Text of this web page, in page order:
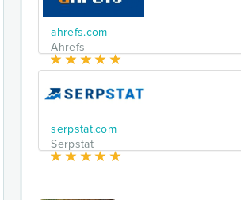
ahrefs.com
Ahrefs
serpstat.com
Serpstat